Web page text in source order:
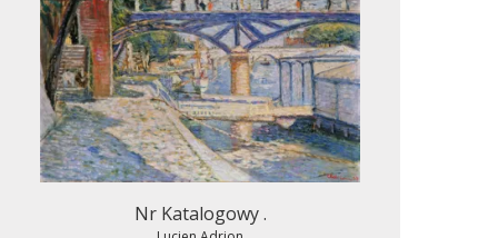
Nr Katalogowy .